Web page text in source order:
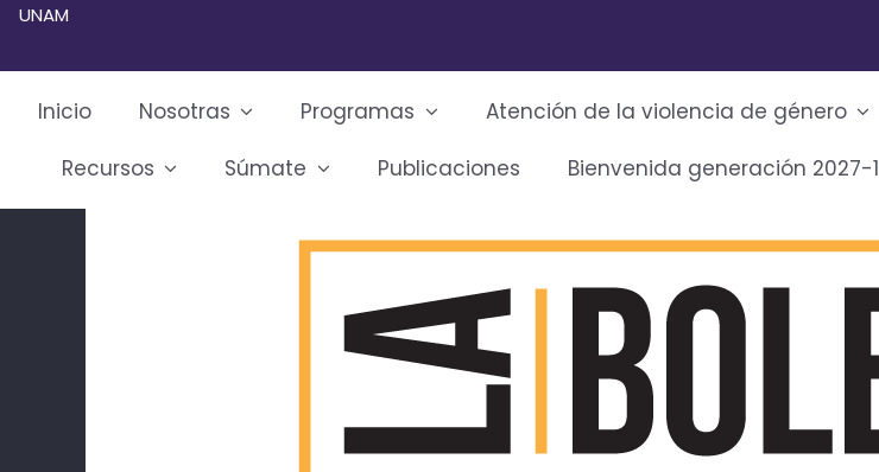
UNAM
Inicio Nosotras Programas Atención de la violencia de género
Recursos
Súmate Publicaciones Bienvenida generación 2027-1